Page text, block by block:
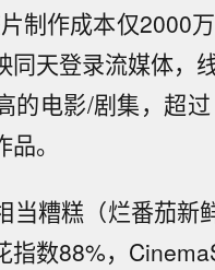
制作成本仅2000
同天登录流媒体，
的电影/剧集，超
。
当糟糕（烂番茄
数88%，